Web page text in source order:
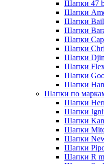
Шапки 47
Шапки
Шапки
Шапки
Шапки
Шапки
Шапки
Шапки
Шапки
Шапки
Шапки по
Шапки
Шапки
Шапки
Шапки
Шапки
Шапки
Шапки R